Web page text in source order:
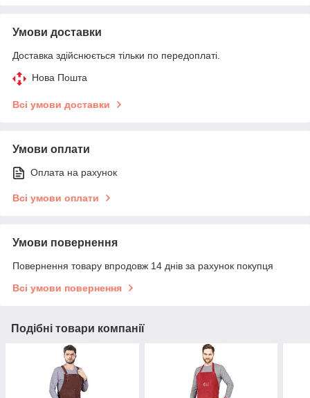
Умови доставки
Доставка здійснюється тільки по передоплаті.
Нова Пошта
Всі умови доставки
Умови оплати
Оплата на рахунок
Всі умови оплати
Умови повернення
Повернення товару впродовж 14 днів за рахунок покупця
Всі умови повернення
Подібні товари компанії